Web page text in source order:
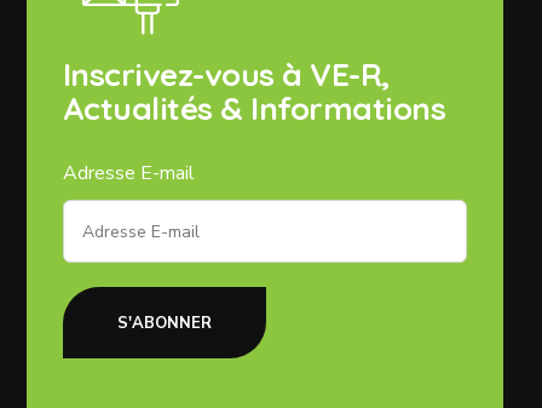
Inscrivez-vous à VE-R,
Actualités & Informations
Adresse E-mail
S'ABONNER